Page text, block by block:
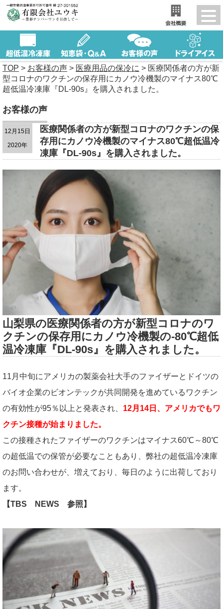
TOP > お客様の声 > 医療用品の保冷に > 医療関係者の方が新
型コロナのワクチンの保存用にカノウ冷機製のマイナス80℃
超低温冷凍庫『DL-90s』を購入されました。
お客様の声
12月15日
2020年
医療関係者の方が新型コロナのワクチンの保
存用にカノウ冷機製のマイナス80℃超低温冷
凍庫『DL-90s』を購入されました。
山梨県の医療関係者の方が新型コロナのワ
クチンの保存用にカノウ冷機製の-80℃超低
温冷凍庫『DL-90s』を購入されました。
11月中旬にアメリカの製薬会社大手のファイザーとドイツの
バイオ企業のビオンテックが共同開発を進めているワクチン
の有効性が95％以上と発表され、 12月14日、アメリカでもワ
クチン接種が始まりました。
この接種されたファイザーのワクチンはマイナス60℃～80℃
の超低温での保管が必要なこともあり、弊社の超低温冷凍庫
のお問い合わせが、増えており、毎日のように出荷しており
ます。
【TBS NEWS 参照】